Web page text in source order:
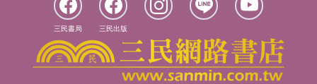
三民書局 三民出版